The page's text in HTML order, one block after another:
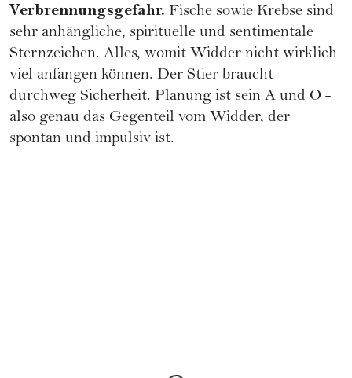
Verbrennungsgefahr. Fische sowie Krebse sind
sehr anhängliche, spirituelle und sentimentale
Sternzeichen. Alles, womit Widder nicht wirklich
viel anfangen können. Der Stier braucht
durchweg Sicherheit. Planung ist sein A und O -
also genau das Gegenteil vom Widder, der
spontan und impulsiv ist.